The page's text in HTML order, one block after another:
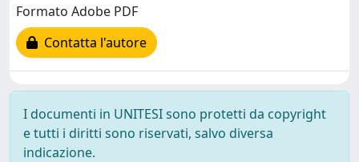
Formato Adobe PDF
Contatta l'autore
I documenti in UNITESI sono protetti da copyright
e tutti i diritti sono riservati, salvo diversa
indicazione.